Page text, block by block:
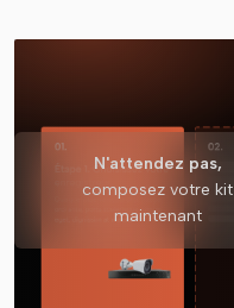
N'attendez pas,
composez votre kit
maintenant